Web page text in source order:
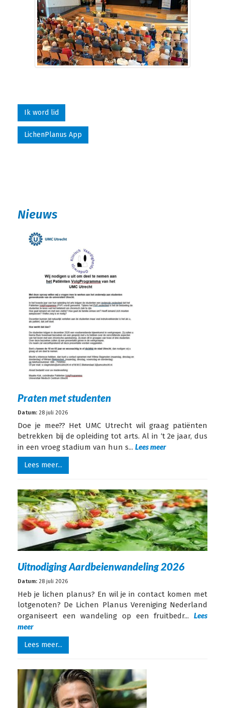
Ik word lid
LichenPlanus App
Nieuws
Praten met studenten
Datum: 28 juli 2026
Doe je mee?? Het UMC Utrecht wil graag patiënten
betrekken bij de opleiding tot arts. Al in ‘t 2e jaar, dus
in een vroeg stadium van hun s... Lees meer
Lees meer...
Uitnodiging Aardbeienwandeling 2026
Datum: 28 juli 2026
Heb je lichen planus? En wil je in contact komen met
lotgenoten? De Lichen Planus Vereniging Nederland
organiseert een wandeling op een fruitbedr... Lees
meer
Lees meer...